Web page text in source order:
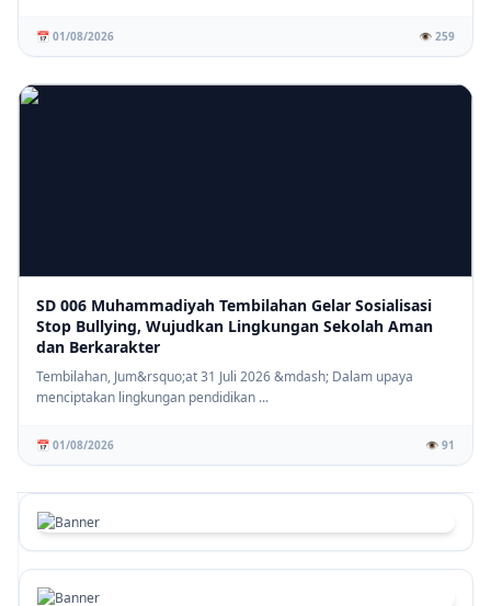
📅 01/08/2026 👁️ 259
SD 006 Muhammadiyah Tembilahan Gelar Sosialisasi
Stop Bullying, Wujudkan Lingkungan Sekolah Aman
dan Berkarakter
Tembilahan, Jum&rsquo;at 31 Juli 2026 &mdash; Dalam upaya
menciptakan lingkungan pendidikan ...
📅 01/08/2026 👁️ 91